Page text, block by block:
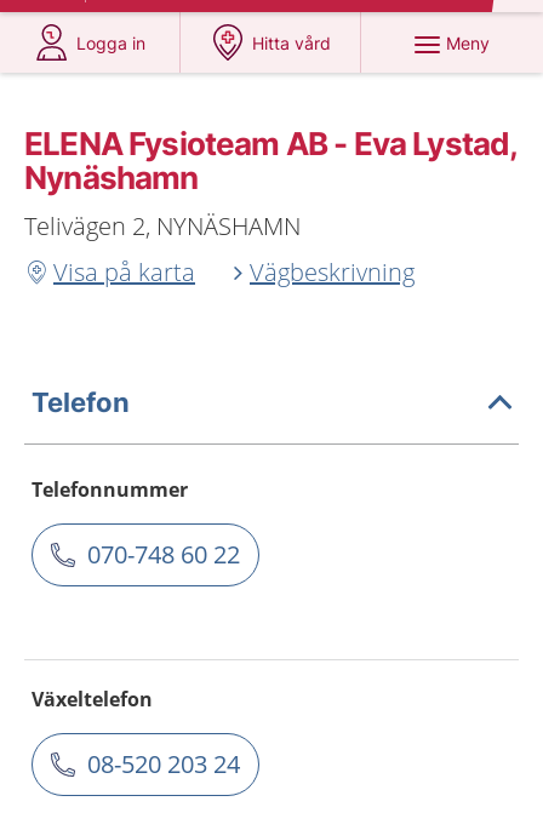
Logga in
på 1177.se
Hitta vård
på 1177.se
Meny
ELENA Fysioteam AB - Eva Lystad,
Nynäshamn
Telivägen 2, NYNÄSHAMN
Visa på karta
Vägbeskrivning
Telefon
Telefonnummer
070-748 60 22
Växeltelefon
08-520 203 24